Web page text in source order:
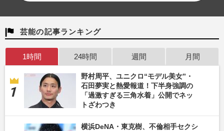
芸能の記事ランキング
1時間 24時間 週間 月間
野村周平、ユニクロ“モデル美女”・
石田夢実と熱愛報道！下半身強調の
「過激すぎる三角水着」公開でネッ
トざわつき
横浜DeNA・東克樹、不倫相手セクシ